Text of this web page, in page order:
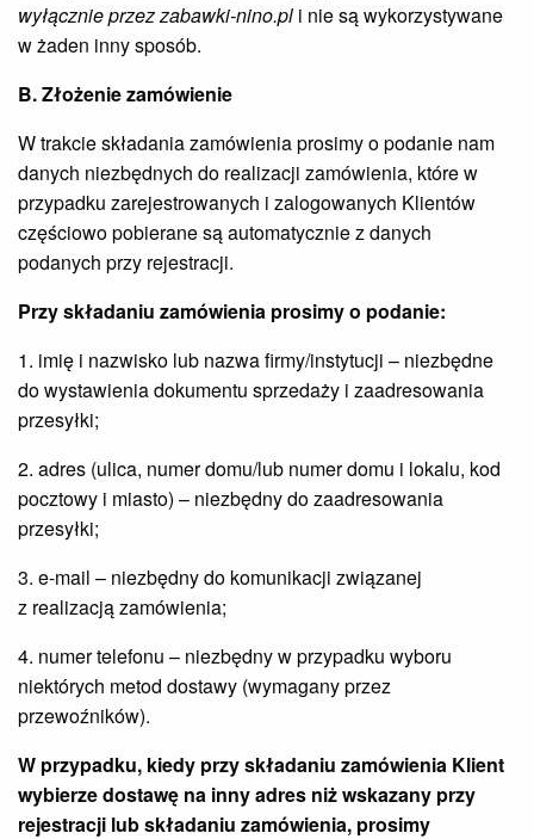
wyłącznie przezzabawki-nino.pl i nie są wykorzystywane
w żaden inny sposób.
B. Złożenie zamówienie
W trakcie składania zamówienia prosimy o podanie nam
danych niezbędnych do realizacji zamówienia, które w
przypadku zarejestrowanych i zalogowanych Klientów
częściowo pobierane są automatycznie z danych
podanych przy rejestracji.
Przy składaniu zamówienia prosimy o podanie:
1. imię i nazwisko lub nazwa firmy/instytucji – niezbędne
do wystawienia dokumentu sprzedaży i zaadresowania
przesyłki;
2. adres (ulica, numer domu/lub numer domu i lokalu, kod
pocztowy i miasto) – niezbędny do zaadresowania
przesyłki;
3. e-mail – niezbędny do komunikacji związanej
z realizacją zamówienia;
4. numer telefonu – niezbędny w przypadku wyboru
niektórych metod dostawy (wymagany przez
przewoźników).
W przypadku, kiedy przy składaniu zamówienia Klient
wybierze dostawę na inny adres niż wskazany przy
rejestracji lub składaniu zamówienia, prosimy